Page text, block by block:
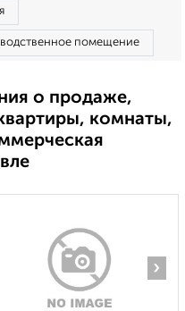
помещение
о продаже,
комнаты,
›